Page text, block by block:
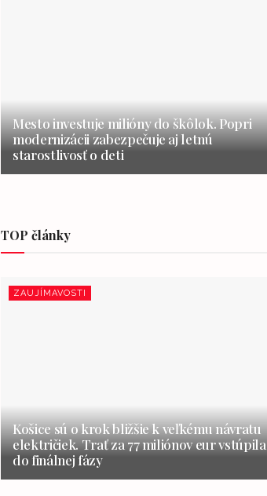
Mesto investuje milióny do škôlok. Popri
modernizácii zabezpečuje aj letnú
starostlivosť o deti
TOP články
ZAUJÍMAVOSTI
Košice sú o krok bližšie k veľkému návratu
električiek. Trať za 77 miliónov eur vstúpila
do finálnej fázy